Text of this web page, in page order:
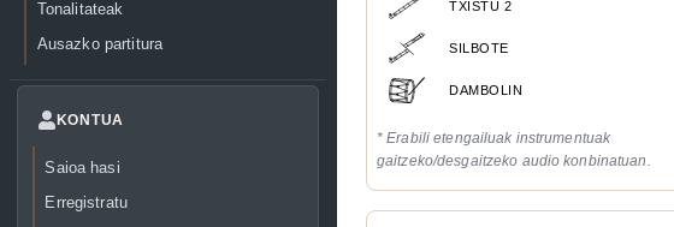
Tonalitateak
Ausazko partitura
KONTUA
Saioa hasi
Erregistratu
TXISTU 2
SILBOTE
DAMBOLIN
* Erabili etengailuak instrumentuak
gaitzeko/desgaitzeko audio konbinatuan.